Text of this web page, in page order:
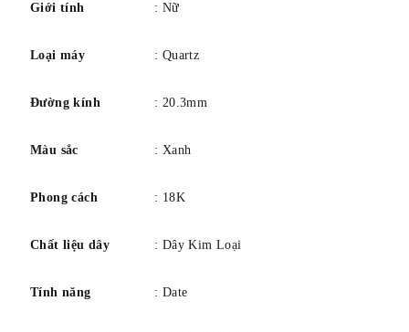
Giới tính : Nữ
Loại máy : Quartz
Đường kính : 20.3mm
Màu sắc : Xanh
Phong cách : 18K
Chất liệu dây : Dây Kim Loại
Tính năng : Date